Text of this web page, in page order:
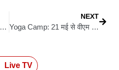
CBSE Result 2026: ओमान से वाराणसी तक मेहनत की मिसाल बने सीबीएसई 12वीं के छात्र गोपाल कृष्णन
NEXT
Yoga Camp: 21 मई से वीएम हाई स्कूल सिवान में लगेगा निःशुल्क योग व ताईक्वान – डो प्रशिक्षण शिविर
Live TV